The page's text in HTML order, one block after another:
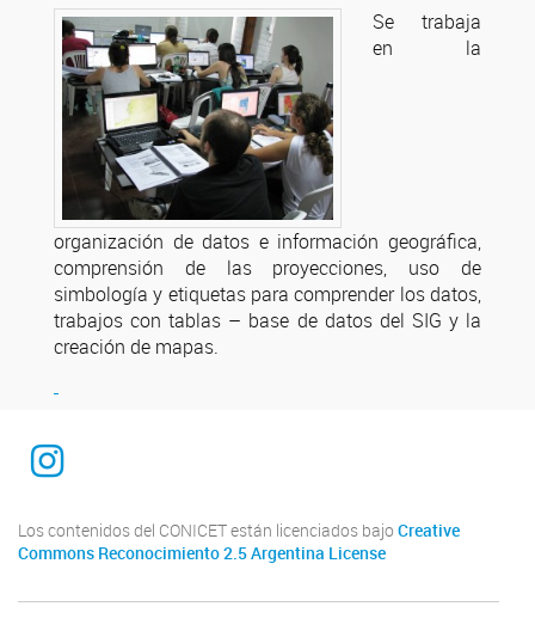
Se trabaja
en la
organización de datos e información geográfica,
comprensión de las proyecciones, uso de
simbología y etiquetas para comprender los datos,
trabajos con tablas – base de datos del SIG y la
creación de mapas.
Instagram
Los contenidos del CONICET están licenciados bajo Creative
Commons Reconocimiento 2.5 Argentina License